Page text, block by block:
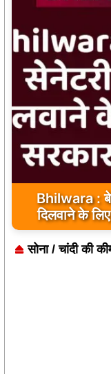
Bhilwara :
दिलवाने के
Bhilwara : सभी
कोई
सोना / चांदी की